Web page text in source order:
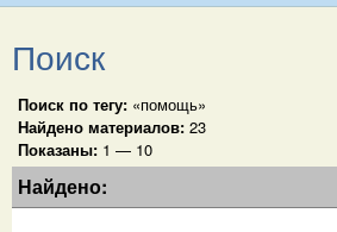
Поиск
Поиск по тегу: «помощь»
Найдено материалов: 23
Показаны: 1 — 10
Найдено: